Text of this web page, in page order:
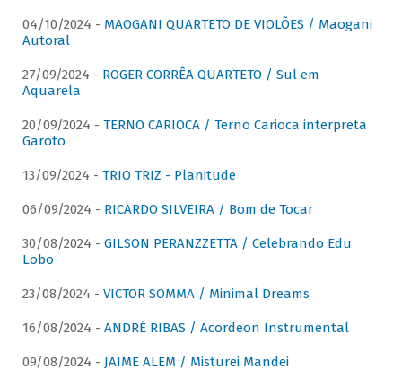
04/10/2024 - MAOGANI QUARTETO DE VIOLÕES / Maogani
Autoral
27/09/2024 - ROGER CORRÊA QUARTETO / Sul em
Aquarela
20/09/2024 - TERNO CARIOCA / Terno Carioca interpreta
Garoto
13/09/2024 - TRIO TRIZ - Planitude
06/09/2024 - RICARDO SILVEIRA / Bom de Tocar
30/08/2024 - GILSON PERANZZETTA / Celebrando Edu
Lobo
23/08/2024 - VICTOR SOMMA / Minimal Dreams
16/08/2024 - ANDRÉ RIBAS / Acordeon Instrumental
09/08/2024 - JAIME ALEM / Misturei Mandei